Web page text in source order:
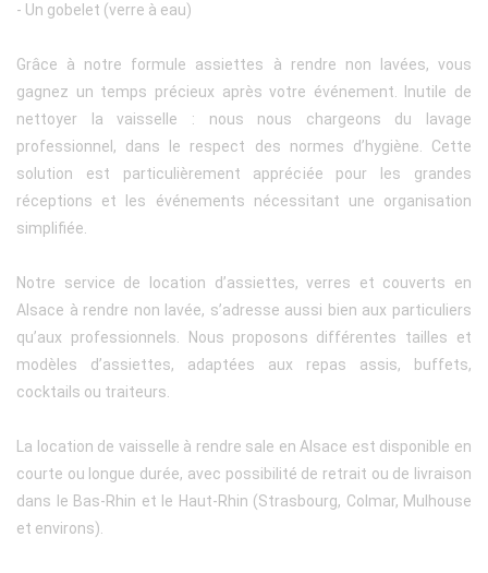
- Un gobelet (verre à eau)
Grâce à notre formule assiettes à rendre non lavées, vous
gagnez un temps précieux après votre événement. Inutile de
nettoyer la vaisselle : nous nous chargeons du lavage
professionnel, dans le respect des normes d’hygiène. Cette
solution est particulièrement appréciée pour les grandes
réceptions et les événements nécessitant une organisation
simplifiée.
Notre service de location d’assiettes, verres et couverts en
Alsace à rendre non lavée, s’adresse aussi bien aux particuliers
qu’aux professionnels. Nous proposons différentes tailles et
modèles d’assiettes, adaptées aux repas assis, buffets,
cocktails ou traiteurs.
La location de vaisselle à rendre sale en Alsace est disponible en
courte ou longue durée, avec possibilité de retrait ou de livraison
dans le Bas-Rhin et le Haut-Rhin (Strasbourg, Colmar, Mulhouse
et environs).